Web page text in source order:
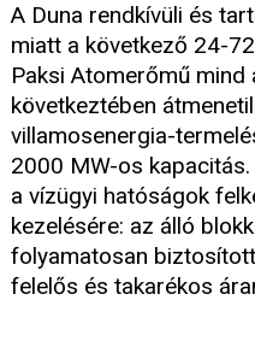
A Duna rendkívüli és
miatt a következő 24-
Paksi Atomerőmű
következtében
villamosenergia-
2000 MW-os
a vízügyi hatóságok
kezelésére: az álló
folyamatosan
felelős és takarékos